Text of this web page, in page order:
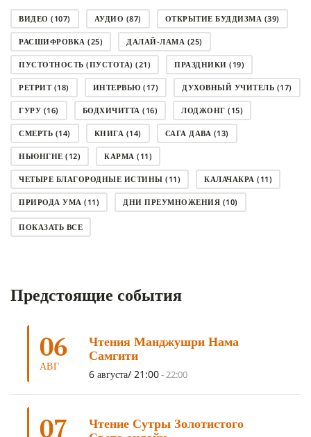
ВИДЕО (107) АУДИО (87) ОТКРЫТИЕ БУДДИЗМА (39)
РАСШИФРОВКА (25) ДАЛАЙ-ЛАМА (25)
ПУСТОТНОСТЬ (ПУСТОТА) (21) ПРАЗДНИКИ (19)
РЕТРИТ(18) ИНТЕРВЬЮ (17) ДУХОВНЫЙ УЧИТЕЛЬ (17)
ГУРУ (16) БОДХИЧИТТА (16) ЛОДЖОНГ (15)
СМЕРТЬ (14) КНИГА (14) САГА ДАВА (13)
НЬЮНГНЕ (12) КАРМА (11)
ЧЕТЫРЕ БЛАГОРОДНЫЕ ИСТИНЫ (11) КАЛАЧАКРА (11)
ПРИРОДА УМА (11) ДНИ ПРЕУМНОЖЕНИЯ (10)
СОВЕТ(10)
АНАЛИТИЧЕСКАЯ МЕДИТАЦИЯ(7)
ТРИ ОСНОВЫ ПУТИ(5) ЛХАБАБ ДУЧЕН (5)
ОЧИСТИТЕЛЬНЫЕ ПРАКТИКИ
УМ И ЕГО ПОТЕНЦИАЛ
ОТРЕЧЕНИЕ
ПОДНОШЕНИЯ (4) ВОСЕМЬ СТРОФ(4)
ПОКАЗАТЬ ВСЕ
Предстоящие события
06
АВГ
Чтения Манджушри Нама
Самгити
6 августа/ 21:00-22:00
07
Чтение Сутры Золотистого